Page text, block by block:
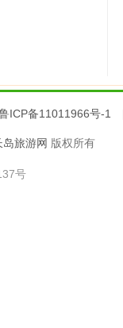
ICP备11011966号-1
岛旅游网 版权所有
号